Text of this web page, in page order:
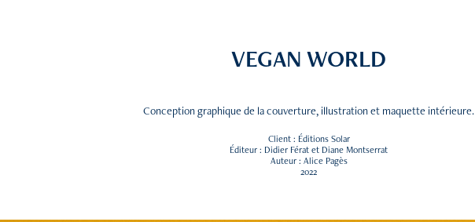
VEGAN WORLD
Conception graphique de la couverture, illustration et maquette intérieure.
Client : Éditions Solar
Éditeur : Didier Férat et Diane Montserrat
Auteur : Alice Pagès
2022